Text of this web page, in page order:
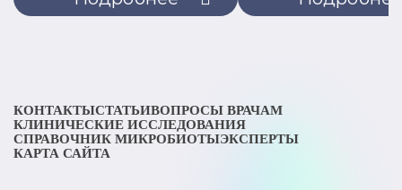
КОНТАКТЫСТАТЬИВОПРОСЫ ВРАЧАМ
КЛИНИЧЕСКИЕ ИССЛЕДОВАНИЯ
СПРАВОЧНИК МИКРОБИОТЫЭКСПЕРТЫ
КАРТА САЙТА